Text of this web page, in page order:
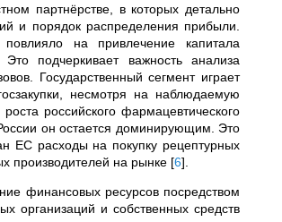
партнёрстве, в которых детально
и порядок распределения прибыли.
на привлечение капитала
подчеркивает важность анализа
Государственный сегмент играет
несмотря на наблюдаемую
российского фармацевтического
он остается доминирующим. Это
ЕС расходы на покупку рецептурных
производителей на рынке [6]
финансовых ресурсов посредством
организаций и собственных средств